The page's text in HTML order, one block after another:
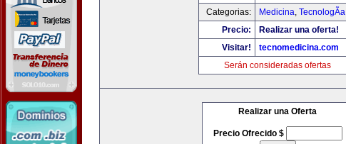
Categorias:
Medicina, TecnologÃ­a
Precio:
Realizar una oferta!
Visitar!
tecnomedicina.com
Serán consideradas ofertas
Realizar una Oferta
Precio Ofrecido $